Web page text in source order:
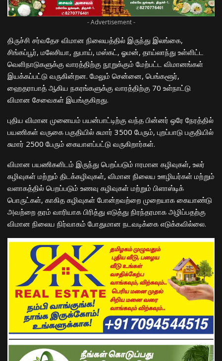
- Advertisement -
திருச்சி சர்வதேச விமான நிலையத்தில் இருந்து இலங்கை,
சிங்கப்பூர், மலேசியா, துபாய், மஸ்கட், ஓமன், தாய்லாந்து உள்ளிட்ட
வெளிநாடுகளுக்கு வாரத்திற்கு நூறுக்கும் மேற்பட்ட விமானங்கள்
இயக்கப்பட்டு வருகின்றன. மேலும் சென்னை, பெங்களூர்,
ஹைதராபாத் ஆகிய நகரங்களுக்கு வாரத்திற்கு 70 உள்நாட்டு
விமான சேவைகள் இயங்குகிறது.
புதிய விமான முனையம் பயன்பாட்டிற்கு வந்த பின்னர் ஒரே நேரத்தில்
பயணிகள் வருகை பகுதியில் சுமார் 3500 பேரும், புறப்பாடு பகுதியில்
சுமார் 2500 பேரும் கையாளப்பட்டு வருகிறார்கள்.
விமான பயணிகளிடம் இருந்து பெறப்படும் ஈரமான கழிவுகள், உலர்
கழிவுகள் மற்றும் திடக்கழிவுகள், விமான நிலைய ஊழியர்கள் மற்றும்
வளாகத்தில் பெறப்படும் உணவு கழிவுகள் மற்றும் பிளாஸ்டிக்
பொருட்கள், காகித கழிவுகள் போன்றவற்றை முறையாக கையாண்டு
அவற்றை தரம் வாரியாக பிரித்து எடுத்து நிரந்தரமாக அழிப்பதற்கு
விமான நிலைய நிர்வாகம் போதுமான நடவடிக்கை எடுக்கவில்லை.